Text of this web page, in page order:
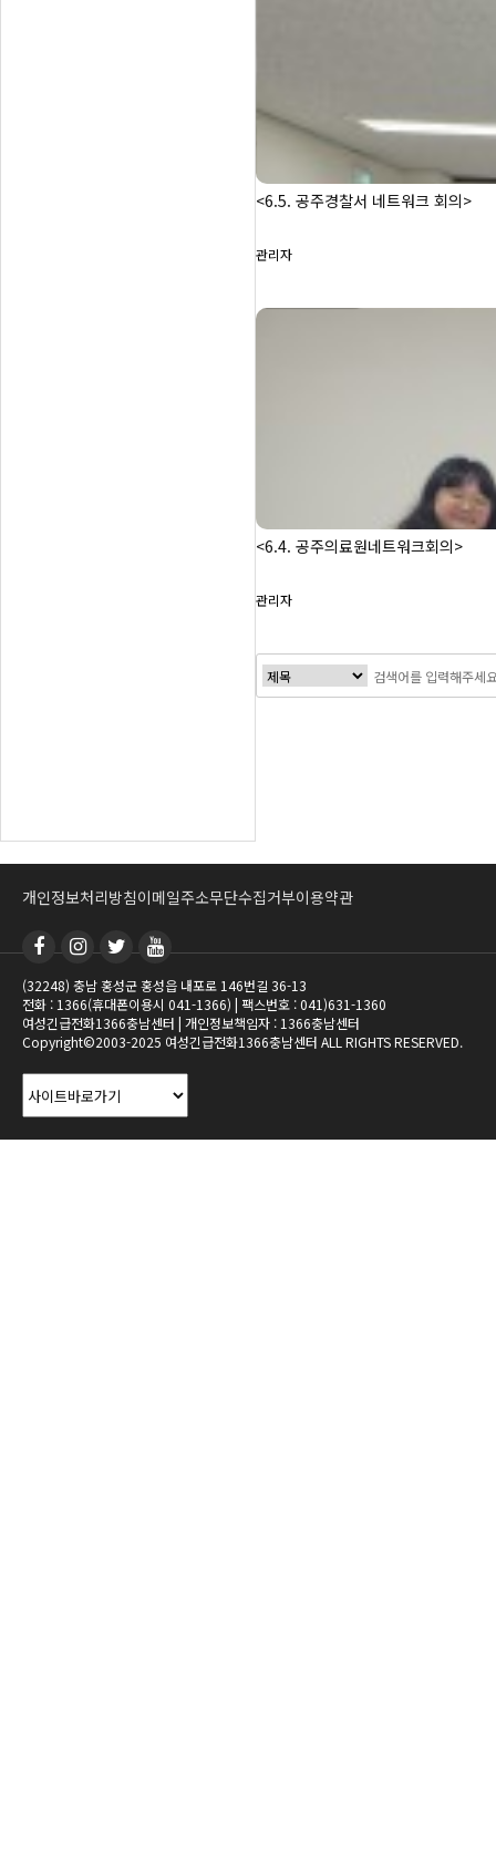
<6.5. 공주경찰서 네트워크 회의>
관리자
<6.4. 공주의료원네트워크회의>
관리자
개인정보처리방침이메일주소무단수집거부이용약관
(32248) 충남 홍성군 홍성읍 내포로 146번길 36-13
전화 : 1366(휴대폰이용시 041-1366) | 팩스번호 : 041)631-1360
여성긴급전화1366충남센터 | 개인정보책임자 : 1366충남센터
Copyright©2003-2025 여성긴급전화1366충남센터 ALL RIGHTS RESERVED.